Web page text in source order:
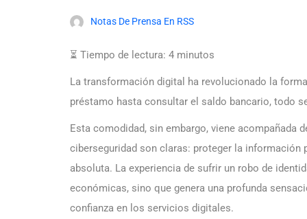
Notas De Prensa En RSS
⏳ Tiempo de lectura: 4 minutos
La transformación digital ha revolucionado la
préstamo hasta consultar el saldo bancario, todo
Esta comodidad, sin embargo, viene acompañada
ciberseguridad son claras: proteger la información
absoluta. La experiencia de sufrir un robo de
económicas, sino que genera una profunda
confianza en los servicios digitales.